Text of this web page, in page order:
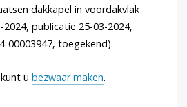
dakkapel in voordakvlak
publicatie 25-03-2024,
00003947, toegekend).
u bezwaar maken.